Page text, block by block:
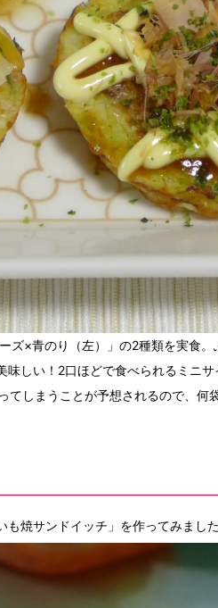
ズ×青のり（左）」の2種類を実食。
しい！2口ほどで食べられるミニ
しまうことが予想されるので、何
焼サンドイッチ」を作ってみました